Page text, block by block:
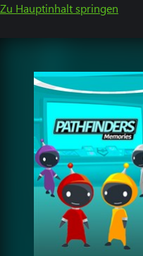
Zu Hauptinhalt springen